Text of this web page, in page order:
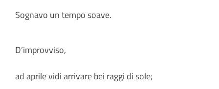
Sognavo un tempo soave.
D’improvviso,
ad aprile vidi arrivare bei raggi di sole;